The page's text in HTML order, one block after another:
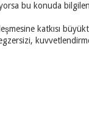
bu konuda
katkısı